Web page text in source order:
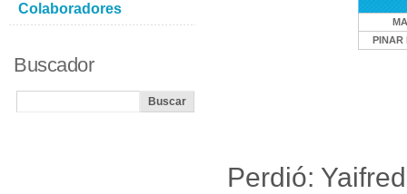
PINAR
Perdió:
Colaboradores
Buscador